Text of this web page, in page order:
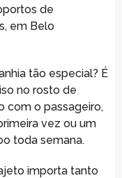
de
em Belo
tão especial? É
no rosto de
com o passageiro,
vez ou um
toda semana.
importa tanto